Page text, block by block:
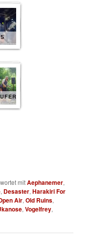
mitAephanemer,
, Desaster,Harakiri For
Air,Old Ruins,
,Vogelfrey,